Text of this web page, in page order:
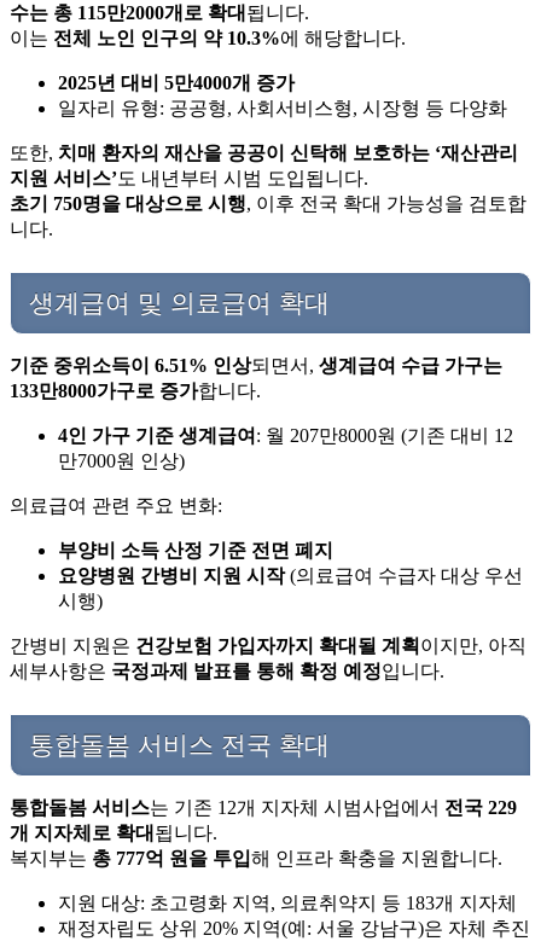
수는 총 115만2000개로 확대 됩니다.
이는 전체 노인 인구의 약 10.3%에 해당합니다.
2025년 대비 5만4000개 증가
일자리 유형: 공공형, 사회서비스형, 시장형 등 다양화
또한, 치매 환자의 재산을 공공이 신탁해 보호하는 ‘재산관리
지원 서비스’도 내년부터 시범 도입됩니다.
초기 750명을 대상으로 시행, 이후 전국 확대 가능성을 검토합
니다.
생계급여 및 의료급여 확대
기준 중위소득이 6.51% 인상되면서, 생계급여 수급 가구는
133만8000가구로 증가합니다.
4인 가구 기준 생계급여 : 월 207만8000원 (기존 대비 12
만7000원 인상)
의료급여 관련 주요 변화:
부양비 소득 산정 기준 전면 폐지
요양병원 간병비 지원 시작(의료급여 수급자 대상 우선
시행)
간병비 지원은 건강보험 가입자까지 확대될 계획 이지만, 아직
세부사항은 국정과제 발표를 통해 확정 예정입니다.
통합돌봄 서비스 전국 확대
통합돌봄 서비스는 기존 12개 지자체 시범사업에서 전국 229
개 지자체로 확대 됩니다.
복지부는 총 777억 원을 투입해 인프라 확충을 지원합니다.
지원 대상: 초고령화 지역, 의료취약지 등 183개 지자체
재정자립도 상위 20% 지역(예: 서울 강남구)은 자체 추진